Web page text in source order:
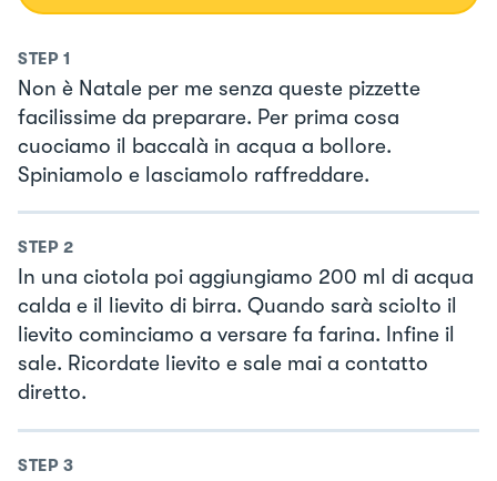
STEP 1
Non è Natale per me senza queste pizzette
facilissime da preparare. Per prima cosa
cuociamo il baccalà in acqua a bollore.
Spiniamolo e lasciamolo raffreddare.
STEP 2
In una ciotola poi aggiungiamo 200 ml di acqua
calda e il lievito di birra. Quando sarà sciolto il
lievito cominciamo a versare fa farina. Infine il
sale. Ricordate lievito e sale mai a contatto
diretto.
STEP 3